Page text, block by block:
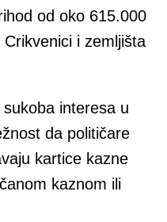
od oko 615.000
i zemljišta
interesa u
da političare
kartice kazne
kaznom ili